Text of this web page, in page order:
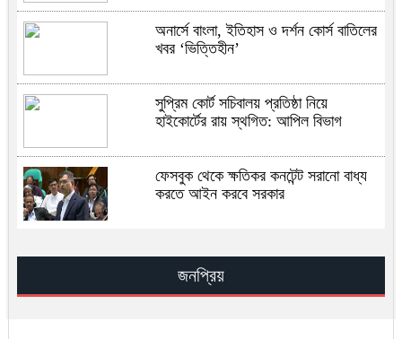
অনার্সে বাংলা, ইতিহাস ও দর্শন কোর্স বাতিলের
খবর ‘ভিত্তিহীন’
সুপ্রিম কোর্ট সচিবালয় প্রতিষ্ঠা নিয়ে
হাইকোর্টের রায় স্থগিত: আপিল বিভাগ
ফেসবুক থেকে ক্ষতিকর কনটেন্ট সরানো বাধ্য
করতে আইন করবে সরকার
আইআরজিসির
জনপ্রিয়